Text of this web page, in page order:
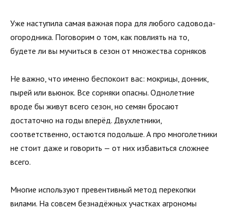
Уже наступила самая важная пора для любого садовода-
огородника. Поговорим о том, как повлиять на то,
будете ли вы мучиться в сезон от множества сорняков
Не важно, что именно беспокоит вас: мокрицы, донник,
пырей или вьюнок. Все сорняки опасны. Однолетние
вроде бы живут всего сезон, но семян бросают
достаточно на годы вперёд. Двухлетники,
соответственно, остаются подольше. А про многолетники
не стоит даже и говорить — от них избавиться сложнее
всего.
Многие используют превентивный метод перекопки
вилами. На совсем безнадёжных участках агрономы